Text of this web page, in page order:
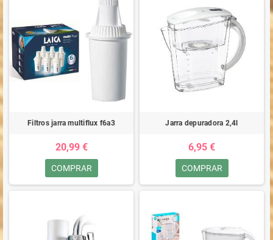
Filtros jarra multiflux f6a3
20,99 €
COMPRAR
Jarra depuradora 2,4l
6,95 €
COMPRAR